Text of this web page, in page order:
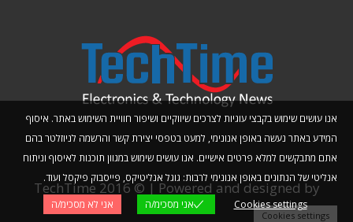
אנו עושים שימוש בקבצי עוגיות לצרכים שיווקיים ושיפור חוויית השימוש באתר. איסוף
המידע באתר נעשה באופן אנונימי, למעט בטפסי יצירת קשר והרשמה לניוזלטר בהם
אתם מתבקשים למלא פרטים אישיים. אנו עושים שימוש במגוון תוכנות לאיסוף וניתוח
אנליטי של הנתונים באופן אנונימי לרבות: גוגל אנליטיקס, פייסבוק פיקסל ועוד.
Cookies settings
אני מסכימ/ה אני לא מסכימ/ה
Cookies settings
TechTime 2016 © | Powered and designed by
Planwize